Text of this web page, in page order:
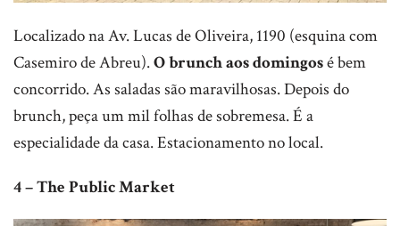
Localizado na Av. Lucas de Oliveira, 1190 (esquina com
Casemiro de Abreu).O brunch aos domingosé bem
concorrido. As saladas são maravilhosas. Depois do
brunch, peça um mil folhas de sobremesa. É a
especialidade da casa. Estacionamento no local.
4 – The Public Market